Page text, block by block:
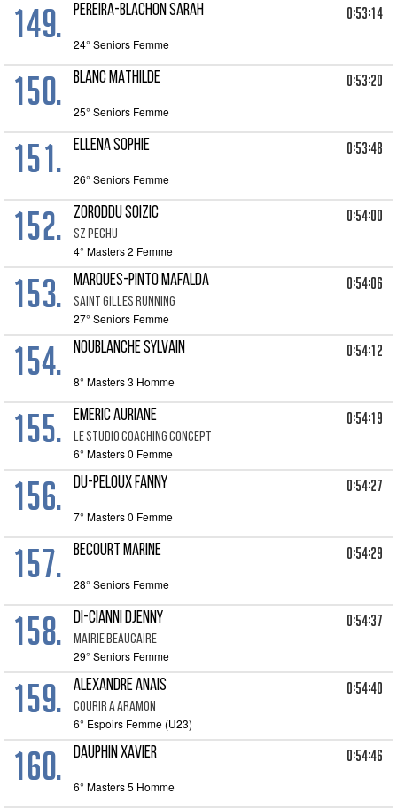
149. PEREIRA-BLACHON SARAH 0:53:14
24° Seniors Femme
150. BLANC MATHILDE 0:53:20
25° Seniors Femme
151. ELLENA SOPHIE 0:53:48
26° Seniors Femme
152. ZORODDU SOIZIC
SZ PECHU
0:54:00
4° Masters 2 Femme
153. MARQUES-PINTO MAFALDA
SAINT GILLES RUNNING
0:54:06
27° Seniors Femme
154. NOUBLANCHE SYLVAIN 0:54:12
8° Masters 3 Homme
155. EMERIC AURIANE
LE STUDIO COACHING CONCEPT
0:54:19
6° Masters 0 Femme
156. DU-PELOUX FANNY 0:54:27
7° Masters 0 Femme
157. BECOURT MARINE 0:54:29
28° Seniors Femme
158. DI-CIANNI DJENNY
MAIRIE BEAUCAIRE
0:54:37
29° Seniors Femme
159. ALEXANDRE ANAIS
COURIR A ARAMON
0:54:40
6° Espoirs Femme (U23)
160. DAUPHIN XAVIER 0:54:46
6° Masters 5 Homme